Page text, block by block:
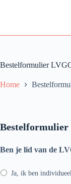
Bestelformulier
Home
Bestelformulier
Ben je lid van de
Ja, ik ben